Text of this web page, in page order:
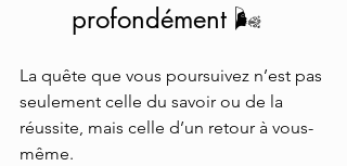
profondément 🌬️
La quête que vous poursuivez n’est pas
seulement celle du savoir ou de la
réussite, mais celle d’un retour à vous-
même.